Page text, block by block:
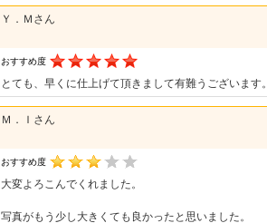
Ｙ．Ｍさん
おすすめ度
とても、早くに仕上げて頂きまして有難うございます
Ｍ．Ｉさん
おすすめ度
大変よろこんでくれました。
写真がもう少し大きくても良かったと思いました。